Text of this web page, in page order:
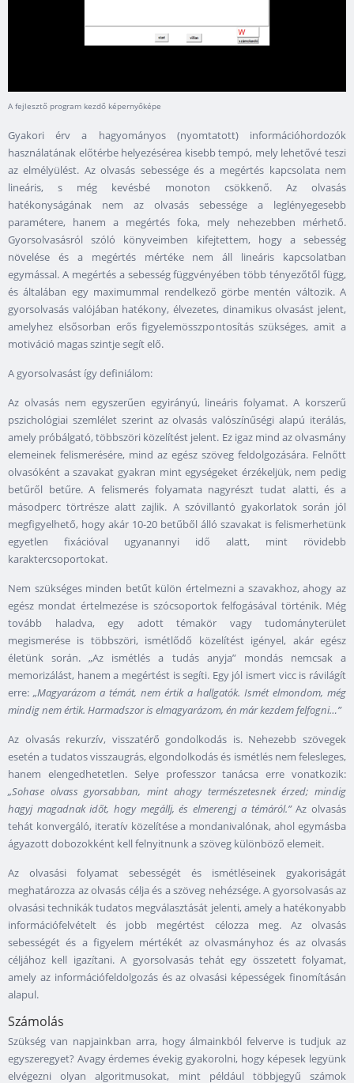
A fejlesztő program kezdő képernyőképe
Gyakori érv a hagyományos (nyomtatott) információhordozók
használatának előtérbe helyezésérea kisebb tempó, mely lehetővé teszi
az elmélyülést. Az olvasás sebessége és a megértés kapcsolata nem
lineáris, s még kevésbé monoton csökkenő. Az olvasás
hatékonyságának nem az olvasás sebessége a leglényegesebb
paramétere, hanem a megértés foka, mely nehezebben mérhető.
Gyorsolvasásról szóló könyveimben kifejtettem, hogy a sebesség
növelése és a megértés mértéke nem áll lineáris kapcsolatban
egymással. A megértés a sebesség függvényében több tényezőtől függ,
és általában egy maximummal rendelkező görbe mentén változik. A
gyorsolvasás valójában hatékony, élvezetes, dinamikus olvasást jelent,
amelyhez elsősorban erős figyelemösszpontosítás szükséges, amit a
motiváció magas szintje segít elő.
A gyorsolvasást így definiálom:
Az olvasás nem egyszerűen egyirányú, lineáris folyamat. A korszerű
pszichológiai szemlélet szerint az olvasás valószínűségi alapú iterálás,
amely próbálgató, többszöri közelítést jelent. Ez igaz mind az olvasmány
elemeinek felismerésére, mind az egész szöveg feldolgozására. Felnőtt
olvasóként a szavakat gyakran mint egységeket érzékeljük, nem pedig
betűről betűre. A felismerés folyamata nagyrészt tudat alatti, és a
másodperc törtrésze alatt zajlik. A szóvillantó gyakorlatok során jól
megfigyelhető, hogy akár 10-20 betűből álló szavakat is felismerhetünk
egyetlen fixációval ugyanannyi idő alatt, mint rövidebb
karaktercsoportokat.
Nem szükséges minden betűt külön értelmezni a szavakhoz, ahogy az
egész mondat értelmezése is szócsoportok felfogásával történik. Még
tovább haladva, egy adott témakör vagy tudományterület
megismerése is többszöri, ismétlődő közelítést igényel, akár egész
életünk során. „Az ismétlés a tudás anyja” mondás nemcsak a
memorizálást, hanem a megértést is segíti. Egy jól ismert vicc is rávilágít
erre: „Magyarázom a témát, nem értik a hallgatók. Ismét elmondom, még
mindig nem értik. Harmadszor is elmagyarázom, én már kezdem felfogni…”
Az olvasás rekurzív, visszatérő gondolkodás is. Nehezebb szövegek
esetén a tudatos visszaugrás, elgondolkodás és ismétlés nem felesleges,
hanem elengedhetetlen. Selye professzor tanácsa erre vonatkozik:
„Sohase olvass gyorsabban, mint ahogy természetesnek érzed; mindig
hagyj magadnak időt, hogy megállj, és elmerengj a témáról.”Az olvasás
tehát konvergáló, iteratív közelítése a mondanivalónak, ahol egymásba
ágyazott dobozokként kell felnyitnunk a szöveg különböző elemeit.
Az olvasási folyamat sebességét és ismétléseinek gyakoriságát
meghatározza az olvasás célja és a szöveg nehézsége. A gyorsolvasás az
olvasási technikák tudatos megválasztását jelenti, amely a hatékonyabb
információfelvételt és jobb megértést célozza meg. Az olvasás
sebességét és a figyelem mértékét az olvasmányhoz és az olvasás
céljához kell igazítani. A gyorsolvasás tehát egy összetett folyamat,
amely az információfeldolgozás és az olvasási képességek finomításán
alapul.
Számolás
Szükség van napjainkban arra, hogy álmainkból felverve is tudjuk az
egyszeregyet? Avagy érdemes évekig gyakorolni, hogy képesek legyünk
elvégezni olyan algoritmusokat, mint például többjegyű számok